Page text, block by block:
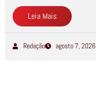
Leia Mais
Redação agosto 7, 2026